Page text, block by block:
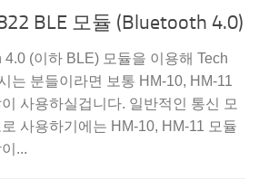
BLE 모듈 (Bluetooth 4.0)
4.0 (이하 BLE) 모듈을 이용해 Tech
는 분들이라면 보통 HM-10, HM-11
사용하실겁니다. 일반적인 통신 모
사용하기에는 HM-10, HM-11 모듈
...